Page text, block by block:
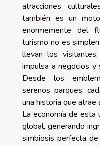
atracciones
también es un
enormemente del
turismo no es
llevan los
impulsa a negocios
Desde los
serenos parques,
una historia que atrae
La economía de
global, generando
simbiosis perfecta